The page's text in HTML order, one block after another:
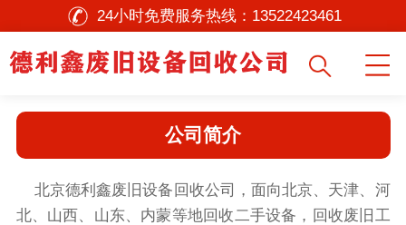
24小时免费服务热线： 13522423461
公司简介
北京德利鑫废旧设备回收公司，面向北京、天津、河
北、山西、山东、内蒙等地回收二手设备，回收废旧工